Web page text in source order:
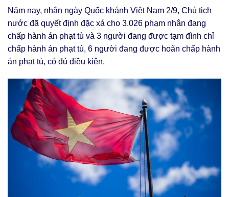
Năm nay, nhân ngày Quốc khánh Việt Nam 2/9, Chủ tịch
nước đã quyết định đặc xá cho 3.026 phạm nhân đang
chấp hành án phạt tù và 3 người đang được tạm đình chỉ
chấp hành án phạt tù, 6 người đang được hoãn chấp hành
án phạt tù, có đủ điều kiện.